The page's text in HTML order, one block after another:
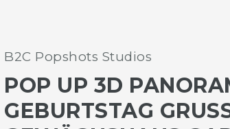
B2C Popshots Studios
POP UP 3D
GEBURTSTAG